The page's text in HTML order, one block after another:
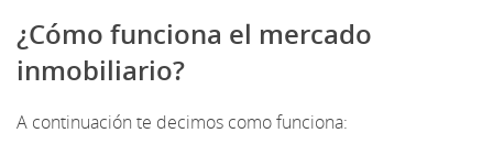
¿Cómo funciona el mercado
inmobiliario?
A continuación te decimos como funciona: